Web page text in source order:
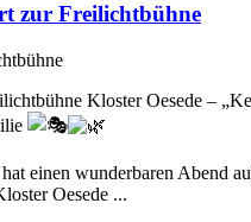
zur Freilichtbühne
Kloster Oesede –
einen wunderbaren Abend
Oesede ...